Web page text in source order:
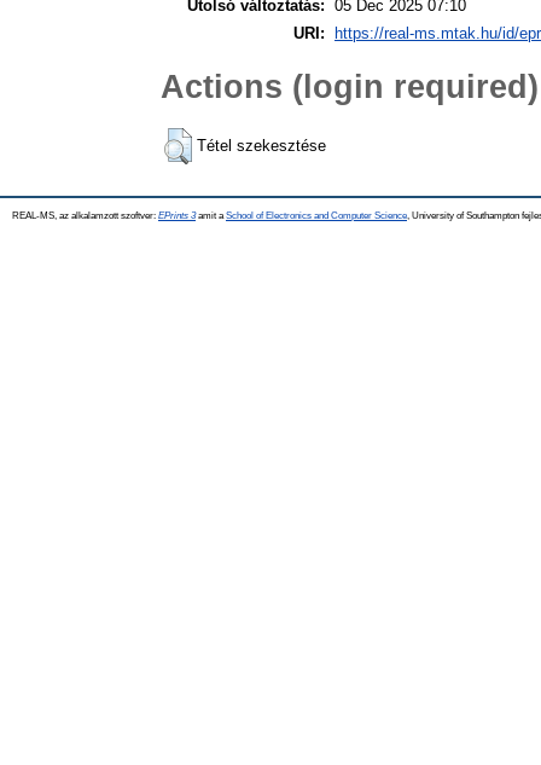
Utolsó változtatás: 05 Dec 2025 07:10
URI:
https://real-ms.mtak.hu/id/
Actions (login required)
Tétel szekesztése
REAL-MS, az alkalamzott szoftver: EPrints 3amit a School of Electronics and Computer Science , University of Southampton